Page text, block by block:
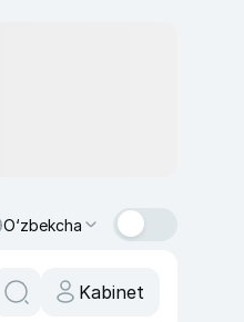
O‘zbekcha
Kabinet